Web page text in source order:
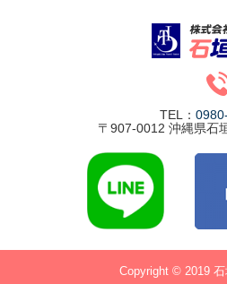
TEL：
〒907-0012 沖縄県石
Copyright © 2019